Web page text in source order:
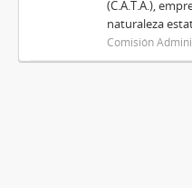
(C.A.T.A.),
naturaleza
Comisión